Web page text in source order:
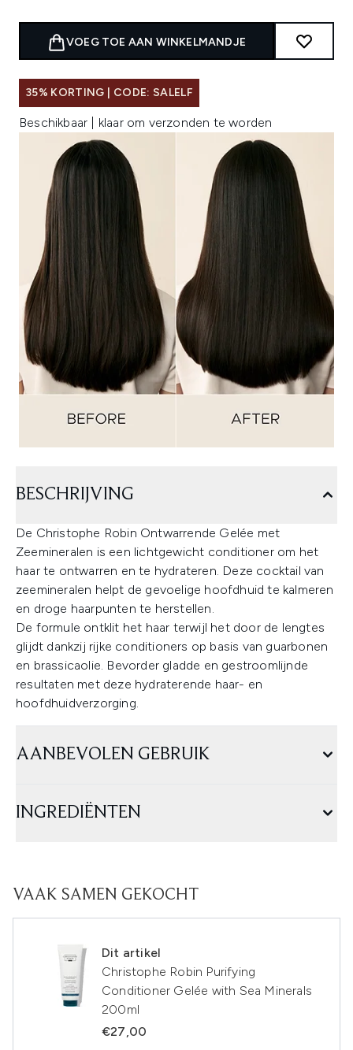
VOEG TOE AAN WINKELMANDJE
35% KORTING | CODE: SALELF
Beschikbaar | klaar om verzonden te worden
BESCHRIJVING
De Christophe Robin Ontwarrende Gelée met
Zeemineralen is een lichtgewicht conditioner om het
haar te ontwarren en te hydrateren. Deze cocktail van
zeemineralen helpt de gevoelige hoofdhuid te kalmeren
en droge haarpunten te herstellen.
De formule ontklit het haar terwijl het door de lengtes
glijdt dankzij rijke conditioners op basis van guarbonen
en brassicaolie. Bevorder gladde en gestroomlijnde
resultaten met deze hydraterende haar- en
hoofdhuidverzorging.
AANBEVOLEN GEBRUIK
INGREDIËNTEN
VAAK SAMEN GEKOCHT
Dit artikel
Christophe Robin Purifying
Conditioner Gelée with Sea Minerals
200ml
€27,00